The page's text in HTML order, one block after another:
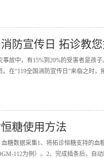
防宣传日 拓诊教
事故中，有15%到20%的受害者是孩
。在“119全国消防宣传日”来临之时
糖使用方法
糖数据采集1、将拓诊恒糖支持的血
112为例）。2、完成插条后，自